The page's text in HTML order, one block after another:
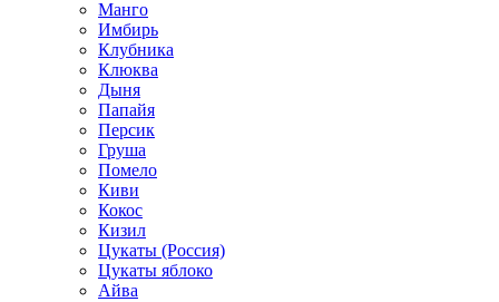
Манго
Имбирь
Клубника
Клюква
Дыня
Папайя
Персик
Груша
Помело
Киви
Кокос
Кизил
Цукаты (Россия)
Цукаты яблоко
Айва